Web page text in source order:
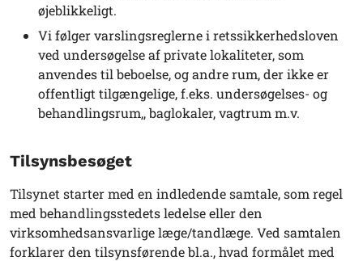
øjeblikkeligt.
Vi følger varslingsreglerne i retssikkerhedsloven
ved undersøgelse af private lokaliteter, som
anvendes til beboelse, og andre rum, der ikke er
offentligt tilgængelige, f.eks. undersøgelses- og
behandlingsrum,, baglokaler, vagtrum m.v.
Tilsynsbesøget
Tilsynet starter med en indledende samtale, som regel
med behandlingsstedets ledelse eller den
virksomhedsansvarlige læge/tandlæge. Ved samtalen
forklarer den tilsynsførende bl.a., hvad formålet med